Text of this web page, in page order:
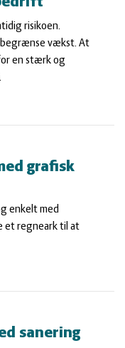
risikoen.
begrænse vækst. At
en stærk og
grafisk
enkelt med
et regneark til at
sanering